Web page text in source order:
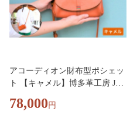
アコーディオン財布型ポシェッ
ト 【キャメル】博多革工房 Japl
78,000 円